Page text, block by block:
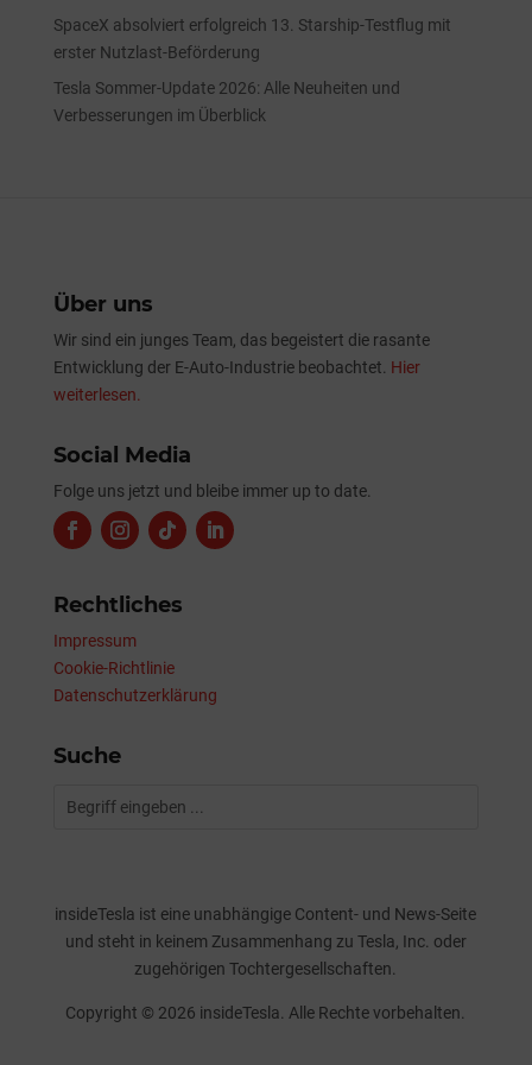
SpaceX absolviert erfolgreich 13. Starship-Testflug mit
erster Nutzlast-Beförderung
Tesla Sommer-Update 2026: Alle Neuheiten und
Verbesserungen im Überblick
Über uns
Wir sind ein junges Team, das begeistert die rasante
Entwicklung der E-Auto-Industrie beobachtet. Hier
weiterlesen.
Social Media
Folge uns jetzt und bleibe immer up to date.
Rechtliches
Impressum
Cookie-Richtlinie
Datenschutzerklärung
Suche
insideTesla ist eine unabhängige Content- und News-Seite
und steht in keinem Zusammenhang zu Tesla, Inc. oder
zugehörigen Tochtergesellschaften.
Copyright © 2026 insideTesla. Alle Rechte vorbehalten.